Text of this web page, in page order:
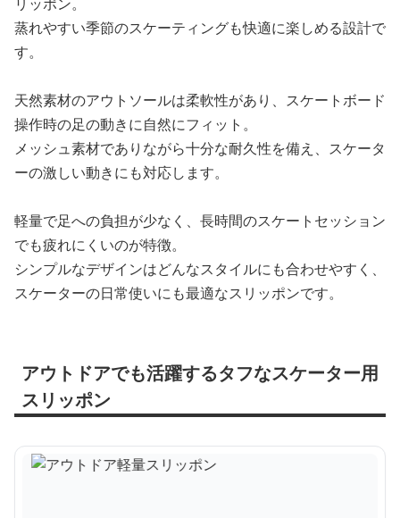
蒸れやすい季節のスケーティングも快適に楽しめる設計で
す。
天然素材のアウトソールは柔軟性があり、スケートボード
操作時の足の動きに自然にフィット。
メッシュ素材でありながら十分な耐久性を備え、スケータ
ーの激しい動きにも対応します。
軽量で足への負担が少なく、長時間のスケートセッション
でも疲れにくいのが特徴。
シンプルなデザインはどんなスタイルにも合わせやすく、
スケーターの日常使いにも最適なスリッポンです。
アウトドアでも活躍するタフなスケーター用
スリッポン